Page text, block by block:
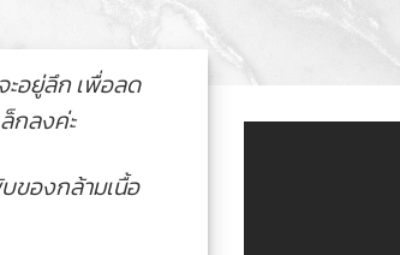
ะอยู่ลึก เพื่อลด
กลงค่ะ
ของกล้ามเนื้อ